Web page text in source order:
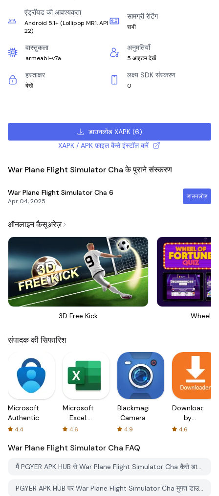
एंड्रॉयड की आवश्यकता
Android 5.1+ (Lollipop MR1, API
22)
सामग्री रेटिंग
सभी
वास्तुकला
armeabi-v7a
अनुमतियाँ
5 आइटम देखें
हस्ताक्षर
देखें
लक्ष्य SDK संस्करण
0
डाउनलोड XAPK(6)
XAPK / APK फ़ाइल कैसे इंस्टॉल करें
War Plane Flight Simulator Cha के पुराने संस्करण
War Plane Flight Simulator Cha 6
Apr 04, 2025
डाउनलोड
ऑनलाइन कैसूअरेज़
3D Free Kick Wheel
संपादक की सिफारिश
Microsoft
Authenticator
4.4
Microsoft
Excel:
Spreadsheets
4.6
Blackmagic
Camera
4.9
Downloader
by
AFTVnews
4.6
War Plane Flight Simulator Cha FAQ
मैं PGYER APK HUB से War Plane Flight Simulator Cha कैसे डाउनलोड करूं?
PGYER APK HUB पर War Plane Flight Simulator Cha मुफ्त डाउनलोड करने के लिए है?